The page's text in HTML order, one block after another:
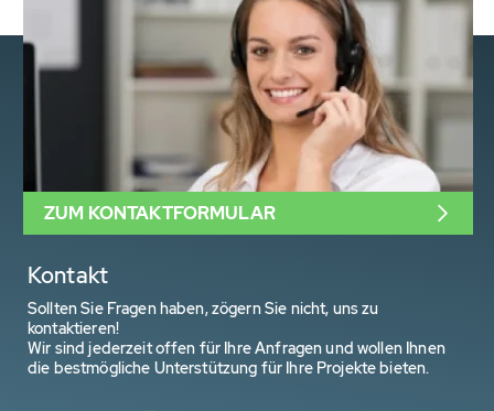
Kontakt
Sollten Sie Fragen haben, zögern Sie nicht, uns zu
kontaktieren!
Wir sind jederzeit offen für Ihre Anfragen und wollen Ihnen
die bestmögliche Unterstützung für Ihre Projekte bieten.
ZUM KONTAKTFORMULAR